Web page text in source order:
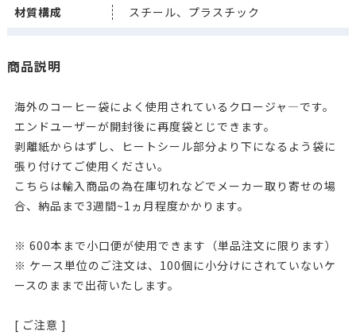
材質構成
スチール、プラスチック
商品説明
海外のコーヒー袋によく使用されているクロージャ―です。
エンドユーザーが開封後に再度袋とじできます。
剥離紙からはずし、ヒートシール部分より下になるよう袋に
張り付けてご使用ください。
こちらは輸入商品の為在庫切れなどでメーカー取り寄せの場
合、納品まで3週間~1ヵ月程度かかります。
※ 600本まで小口便が使用できます（単品注文に限ります）
※ ケース単位のご注文は、100個に小分けにされていないケ
ースのままで出荷いたします。
[ ご注意 ]